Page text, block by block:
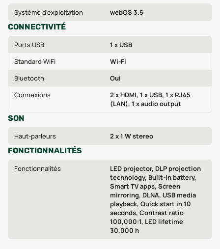
Système d'exploitation webOS 3.5
CONNECTIVITÉ
Ports USB
1 x USB
Standard WiFi
Wi‑Fi
Bluetooth
Oui
Connexions
2 x HDMI, 1 x USB, 1 x RJ45
(LAN), 1 x audio output
SON
Haut-parleurs 2 x 1 W stereo
FONCTIONNALITÉS
Fonctionnalités
LED projector, DLP projection
technology, Built-in battery,
Smart TV apps, Screen
mirroring, DLNA, USB media
playback, Quick start in 10
seconds, Contrast ratio
100,000:1, LED lifetime
30,000 h